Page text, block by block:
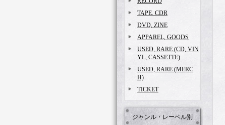
TAPE. CDR
DVD, ZINE
APPAREL, GOODS
USED, RARE (CD, VIN
YL, CASSETTE)
USED, RARE (MERC
H)
TICKET
ジャンル・レーベル別